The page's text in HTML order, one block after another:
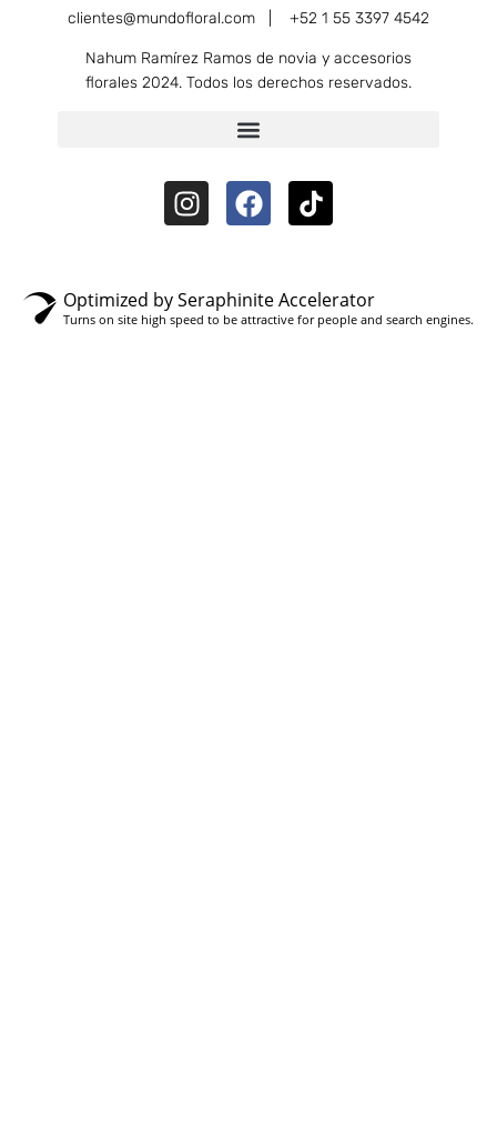
clientes@mundofloral.com | +52 1 55 3397 4542
Nahum Ramírez Ramos de novia y accesorios
florales 2024. Todos los derechos reservados.
Optimized by Seraphinite Accelerator
Turns on site high speed to be attractive for people and search engines.